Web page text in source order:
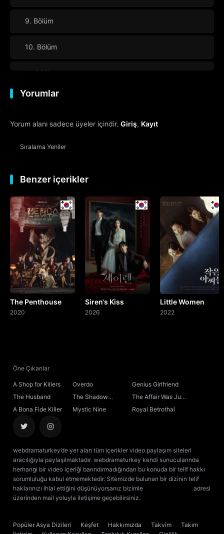
9. Bölüm
10. Bölüm
11. Bölüm
12. Bölüm
13. Bölüm
14. Bölüm
15. Bölüm
16. Bölüm Final
Yorumlar
Yorum alanı sadece üyeler içindir. Giriş, Kayıt
Sıralama Yeniler
Benzer içerikler
The Penthouse
2020
Siren’s Kiss
2026
Little Women
2022
Öne Çıkanlar
A Shop for Killers Overdo
Genius Girlfriend
The Husband
The Shadow
Sovereign
The Affair Was Just
the Beginning
A Bona Fide Killer Mystic Nine Royal Betrothal
webdramaturkey’de yer alan tüm içerikler video paylaşım siteleri
aracılığıyla paylaşılmaktadır. webdramaturkey kendi sunucularında
herhangi bir video içeriği barındırmadığından bu konuda bir telif hakkı
sorumluluğu kabul etmemektedir. Sitemizde bulunan bir dizinin telif
haklarınızı ihlal ettiğini düşünüyorsanız bizimle
adresi
üzerinden mail yoluyla iletişime geçebilirsiniz.
Popüler Asya Dizileri Keşfet Hakkımızda Takvim
Takım